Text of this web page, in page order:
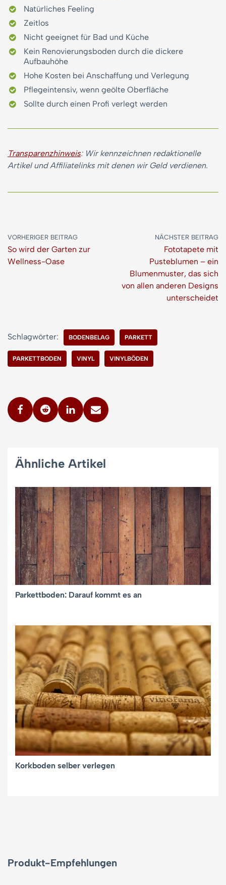
Natürliches Feeling
Zeitlos
Nicht geeignet für Bad und Küche
Kein Renovierungsboden durch die dickere
Aufbauhöhe
Hohe Kosten bei Anschaffung und Verlegung
Pflegeintensiv, wenn geölte Oberfläche
Sollte durch einen Profi verlegt werden
Transparenzhinweis: Wir kennzeichnen redaktionelle
Artikel und Affiliatelinks mit denen wir Geld verdienen.
VORHERIGER BEITRAG
So wird der Garten zur
Wellness-Oase
NÄCHSTER BEITRAG
Fototapete mit
Pusteblumen – ein
Blumenmuster, das sich
von allen anderen Designs
unterscheidet
Schlagwörter: BODENBELAG PARKETT
PARKETTBODEN VINYL VINYLBÖDEN
Ähnliche Artikel
Parkettboden: Darauf kommt es an
Korkboden selber verlegen
Produkt-Empfehlungen